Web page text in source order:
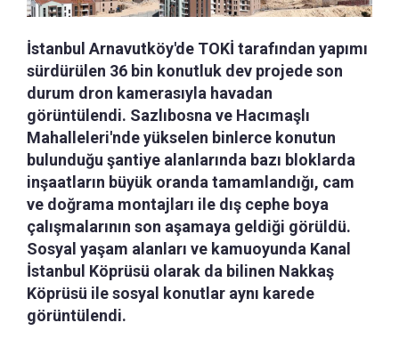
İstanbul Arnavutköy'de TOKİ tarafından yapımı
sürdürülen 36 bin konutluk dev projede son
durum dron kamerasıyla havadan
görüntülendi. Sazlıbosna ve Hacımaşlı
Mahalleleri'nde yükselen binlerce konutun
bulunduğu şantiye alanlarında bazı bloklarda
inşaatların büyük oranda tamamlandığı, cam
ve doğrama montajları ile dış cephe boya
çalışmalarının son aşamaya geldiği görüldü.
Sosyal yaşam alanları ve kamuoyunda Kanal
İstanbul Köprüsü olarak da bilinen Nakkaş
Köprüsü ile sosyal konutlar aynı karede
görüntülendi.